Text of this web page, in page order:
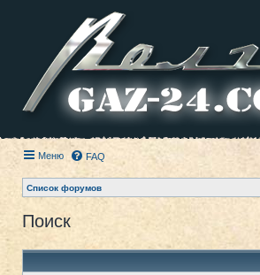
Меню FAQ
Список форумов
Поиск